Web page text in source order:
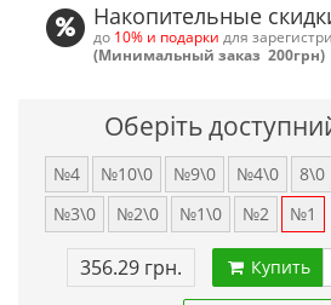
Накопительные
до 10% и подарки для
(Минимальный заказ 200грн)
Оберіть
№4 №10\0 №9\0 №4\0 8\0
№3\0
№2\0 №1\0 №2 №1
356.29 грн. Купить